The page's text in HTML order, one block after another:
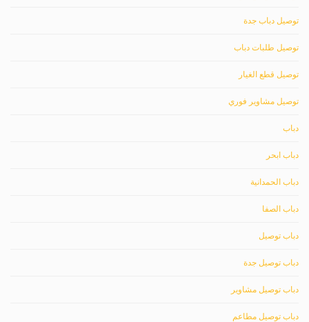
توصيل دباب جدة
توصيل طلبات دباب
توصيل قطع الغيار
توصيل مشاوير فوري
دباب
دباب ابحر
دباب الحمدانية
دباب الصفا
دباب توصيل
دباب توصيل جدة
دباب توصيل مشاوير
دباب توصيل مطاعم